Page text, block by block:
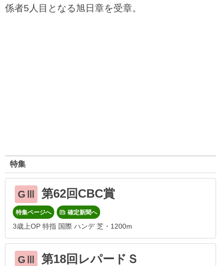
係者5人目となる旭日章を受章。
特集
GⅢ 第62回CBC賞
特集ページへ 確定新聞へ
3歳上OP 特指 国際 ハンデ 芝・1200m
GⅢ 第18回レパードＳ